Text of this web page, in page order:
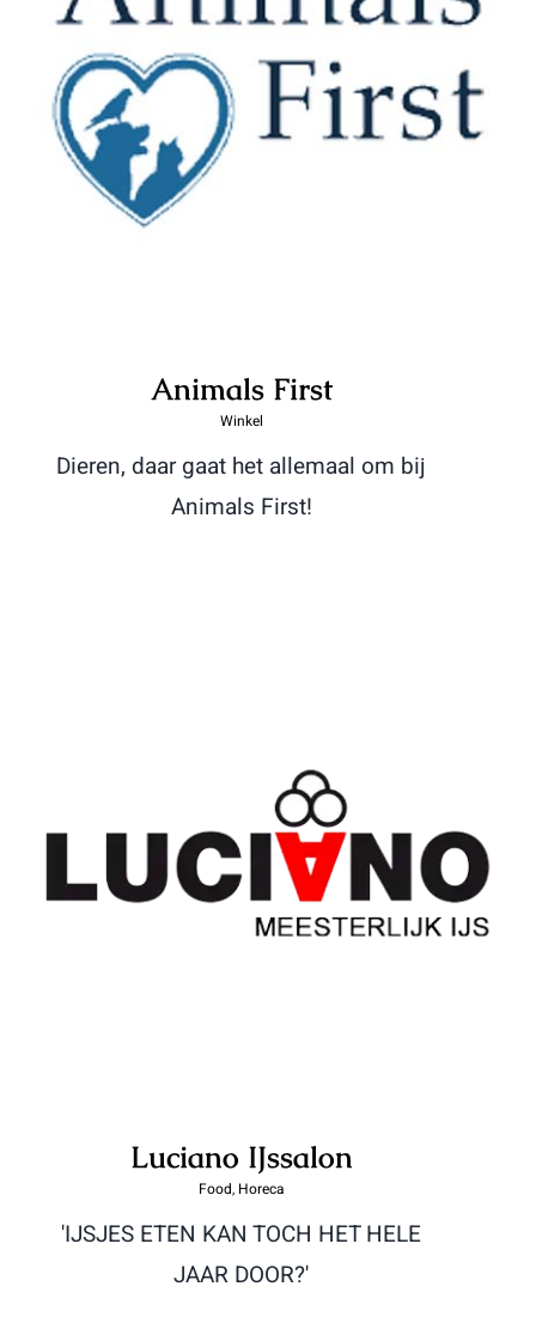
Animals First
Animals First
Winkel
Dieren, daar gaat het allemaal om bij
Animals First!
Luciano IJssalon
Luciano IJssalon
Food, Horeca
'IJSJES ETEN KAN TOCH HET HELE
JAAR DOOR?'